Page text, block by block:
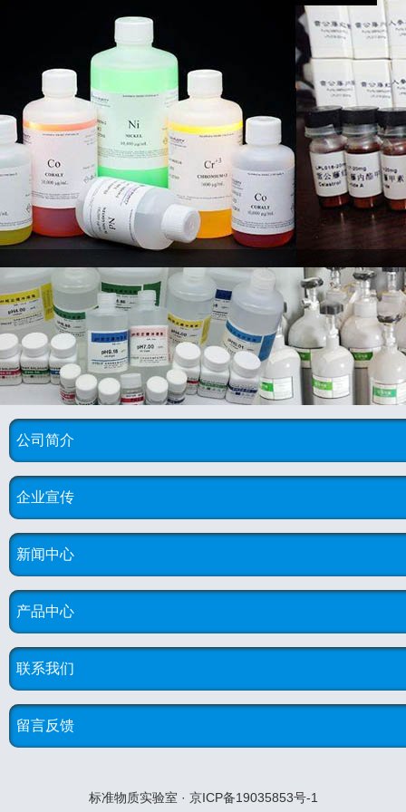
公司简介
企业宣传
新闻中心
产品中心
联系我们
留言反馈
标准物质实验室 · 京ICP备19035853号-1